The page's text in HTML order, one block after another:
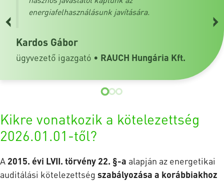
energiafelhasználásunk javítására.
Kardos Gábor
ügyvezető igazgató • RAUCH Hungária Kft.
‹ ›
Kikre vonatkozik a kötelezettség
2026.01.01-től?
A 2015. évi LVII. törvény 22. §-a alapján az energetikai
auditálási kötelezettség szabályozása a korábbiakhoz